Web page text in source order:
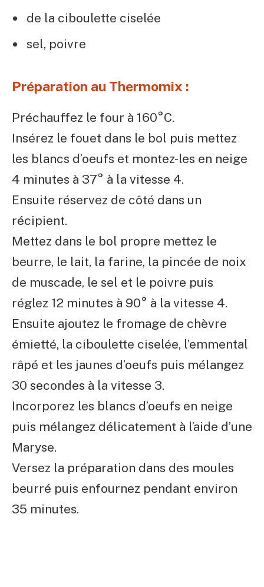
de la ciboulette ciselée
sel, poivre
Préparation au Thermomix :
Préchauffez le four à 160°C.
Insérez le fouet dans le bol puis mettez
les blancs d’oeufs et montez-les en neige
4 minutes à 37° à la vitesse 4.
Ensuite réservez de côté dans un
récipient.
Mettez dans le bol propre mettez le
beurre, le lait, la farine, la pincée de noix
de muscade, le sel et le poivre puis
réglez 12 minutes à 90° à la vitesse 4.
Ensuite ajoutez le fromage de chèvre
émietté, la ciboulette ciselée, l’emmental
râpé et les jaunes d’oeufs puis mélangez
30 secondes à la vitesse 3.
Incorporez les blancs d’oeufs en neige
puis mélangez délicatement à l’aide d’une
Maryse.
Versez la préparation dans des moules
beurré puis enfournez pendant environ
35 minutes.